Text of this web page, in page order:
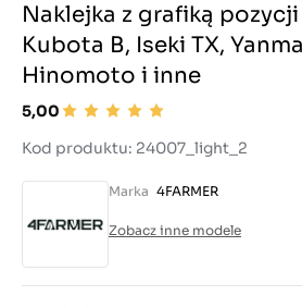
Naklejka z grafiką pozycji
Kubota B, Iseki TX,
Hinomoto i inne
5,00
Kod produktu: 24007_light_2
Marka 4FARMER
Zobacz inne modele